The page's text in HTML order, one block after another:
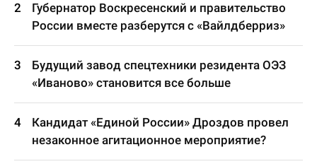
Губернатор Воскресенский и правительство
России вместе разберутся с «Вайлдберриз»
Будущий завод спецтехники резидента ОЭЗ
«Иваново» становится все больше
Кандидат «Единой России» Дроздов провел
незаконное агитационное мероприятие?